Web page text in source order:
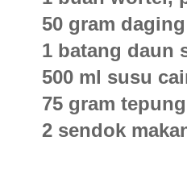
50 gram
1 batang daun
500 ml susu
75 gram
2 sendok